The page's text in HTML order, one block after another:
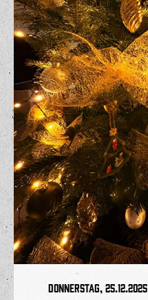
Donnerstag, 25.12.2025